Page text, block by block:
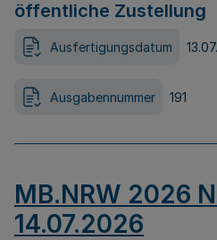
öffentliche Zustellung
Ausfertigungsdatum
Ausgabennummer 191
MB.NRW 2026
14.07.2026